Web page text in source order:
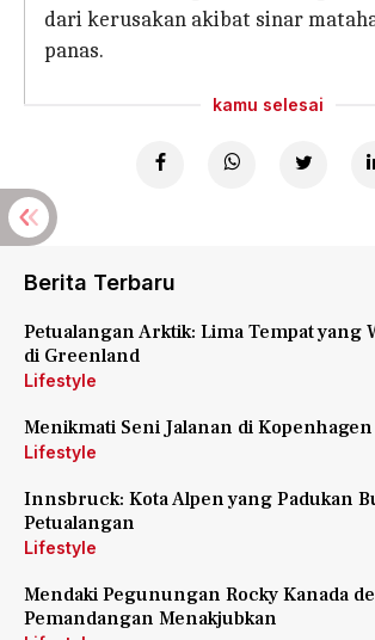
dari kerusakan akibat sinar
panas.
kamu selesai
Berita Terbaru
Petualangan Arktik: Lima Tempat yang
di Greenland
Lifestyle
Menikmati Seni Jalanan di Kopenhagen
Lifestyle
Innsbruck: Kota Alpen yang Padukan
Petualangan
Lifestyle
Mendaki Pegunungan Rocky Kanada
Pemandangan Menakjubkan